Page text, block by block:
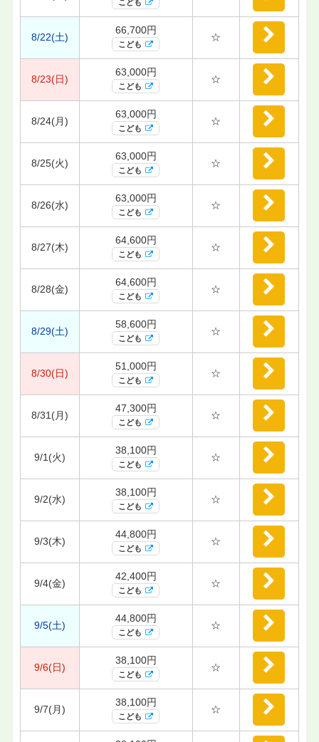
こども
8/22(土)
66,700円
こども
☆
8/23(日)
63,000円
こども
☆
8/24(月)
63,000円
こども
☆
8/25(火)
63,000円
こども
☆
8/26(水)
63,000円
こども
☆
8/27(木)
64,600円
こども
☆
8/28(金)
64,600円
こども
☆
8/29(土)
58,600円
こども
☆
8/30(日)
51,000円
こども
☆
8/31(月)
47,300円
こども
☆
9/1(火)
38,100円
こども
☆
9/2(水)
38,100円
こども
☆
9/3(木)
44,800円
こども
☆
9/4(金)
42,400円
こども
☆
9/5(土)
44,800円
こども
☆
9/6(日)
38,100円
こども
☆
9/7(月)
38,100円
こども
☆